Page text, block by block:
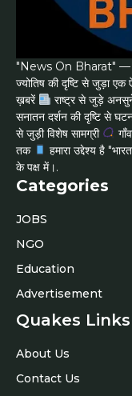
"News On Bharat" —
ज्योतिष की दृष्टि से जुड़ा एक
ख़बरें
राष्ट्र से जुड़े
सनातन दर्शन की दृष्टि से
से जुड़ी विशेष सामग्री
तक
हमारा उद्देश्य है
के पक्ष में।.
Categories
JOBS
NGO
Education
Advertisement
Quakes Links
About Us
Contact Us